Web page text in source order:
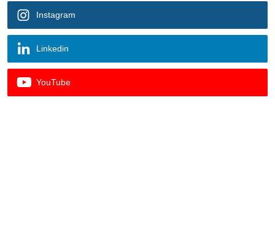
Instagram
Linkedin
YouTube